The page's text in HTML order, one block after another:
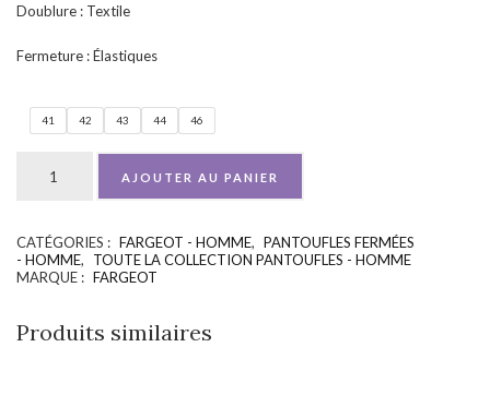
Doublure : Textile
Fermeture : Élastiques
41 42 43 44 46
AJOUTER AU PANIER
CATÉGORIES : FARGEOT - HOMME, PANTOUFLES FERMÉES
- HOMME,
TOUTE LA COLLECTION PANTOUFLES - HOMME
MARQUE : FARGEOT
Produits similaires